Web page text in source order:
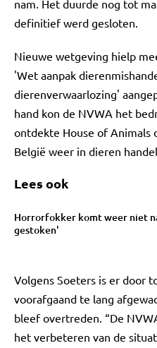
nam. Het duurde nog tot
definitief werd gesloten.
Nieuwe wetgeving hielp
'Wet aanpak
dierenverwaarlozing'
hand kon de NVWA het
ontdekte House of Animals
België weer in dieren
Lees ook
Horrorfokker komt weer niet
gestoken'
Volgens Soeters is er door
voorafgaand te lang
bleef overtreden. “De
het verbeteren van de